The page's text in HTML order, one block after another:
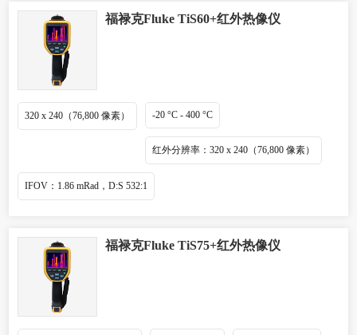
福禄克Fluke TiS60+红外热像仪
320 x 240（76,800 像素） -20 °C - 400 °C
红外分辨率：320 x 240（76,800 像素）
IFOV：1.86 mRad，D:S 532:1
福禄克Fluke TiS75+红外热像仪